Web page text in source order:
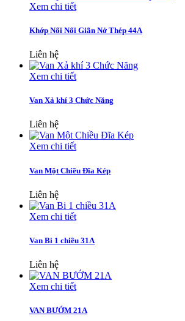
Xem chi tiết
Khớp Nối Nối Giãn Nở Thép 44A
Liên hệ
Xem chi tiết
Van Xả khí 3 Chức Năng
Liên hệ
Xem chi tiết
Van Một Chiều Đĩa Kép
Liên hệ
Xem chi tiết
Van Bi 1 chiều 31A
Liên hệ
Xem chi tiết
VAN BƯỚM 21A